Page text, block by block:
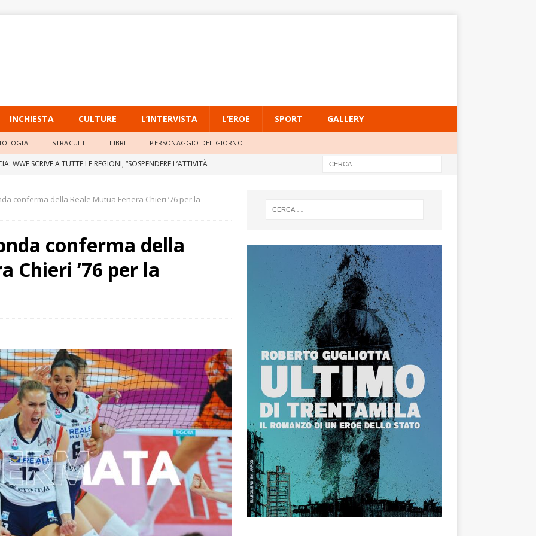
INCHIESTA CULTURE L’INTERVISTA L’EROE SPORT GALLERY
STRACULT LIBRI PERSONAGGIO DEL GIORNO
WWF SCRIVE A TUTTE LE REGIONI, “SOSPENDERE L’ATTIVITÀ
A Q8, Play Off Promozione: Roma parte forte. Icierre Lamezia
vittime giustizia. Il 17 giugno in ricordo di Enzo Tortora. La
si astiene: ‘fate pena’
ATTUALITÀ
conferma della Reale Mutua Fenera Chieri ’76 per la
conferma della
Chieri ’76 per la